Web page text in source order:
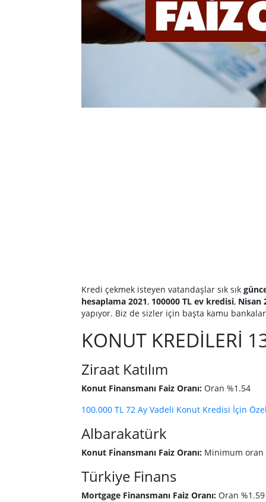
Kredi çekmek isteyen vatandaşlar sık sık
hesaplama 2021, 100000 TL ev kredisi, Nisan
yapıyor. Biz de sizler için başta kamu
KONUT KREDİLERİ
Ziraat Katılım
Konut Finansmanı Faiz Oranı: Oran %1.54
100.000 TL 72 Ay Vadeli Konut Kredisi İçin
Albarakatürk
Konut Fi̇nansmanı Faiz Oranı: Minimum oran
Türkiye Finans
Mortgage Finansmanı Faiz Oranı: Oran %1.59